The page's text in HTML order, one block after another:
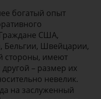
богатый опыт
США,
Бельгии, Швейцарии,
стороны, имеют
– размер их
невелик.
на заслуженный